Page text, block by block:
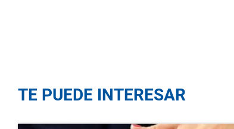
TE PUEDE INTERESAR